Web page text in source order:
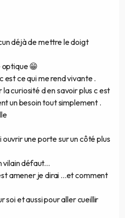
déjà de mettre le doigt
optique 😁
est ce qui me rend vivante .
curiosité d en savoir plus c est
un besoin tout simplement .
une porte sur un côté plus
vilain défaut...
amener je dirai ...et comment
soi et aussi pour aller cueillir